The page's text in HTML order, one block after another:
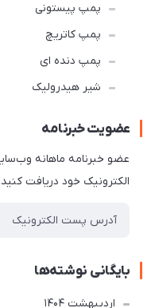
پمپ پیستونی
پمپ کاتریچ
پمپ دنده ای
شیر هیدرولیک
عضویت خبرنامه
عضو خبرنامه ماهانه
الکترونیک خود دریافت کنید.
بایگانی نوشته‌ها
ارديبهشت 1404